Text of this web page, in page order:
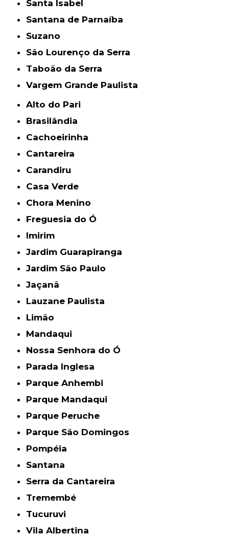
Santa Isabel
Santana de Parnaíba
Suzano
São Lourenço da Serra
Taboão da Serra
Vargem Grande Paulista
Alto do Pari
Brasilândia
Cachoeirinha
Cantareira
Carandiru
Casa Verde
Chora Menino
Freguesia do Ó
Imirim
Jardim Guarapiranga
Jardim São Paulo
Jaçanã
Lauzane Paulista
Limão
Mandaqui
Nossa Senhora do Ó
Parada Inglesa
Parque Anhembi
Parque Mandaqui
Parque Peruche
Parque São Domingos
Pompéia
Santana
Serra da Cantareira
Tremembé
Tucuruvi
Vila Albertina